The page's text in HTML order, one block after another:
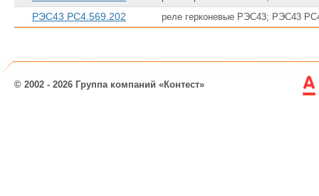
РЭС43 РС4.569.202 реле герконевые РЭС43; РЭС43
© 2002 - 2026 Группа компаний «Контест»